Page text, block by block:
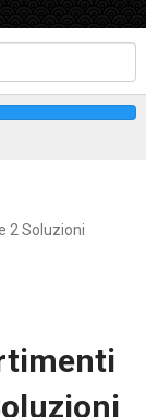
2 Soluzioni